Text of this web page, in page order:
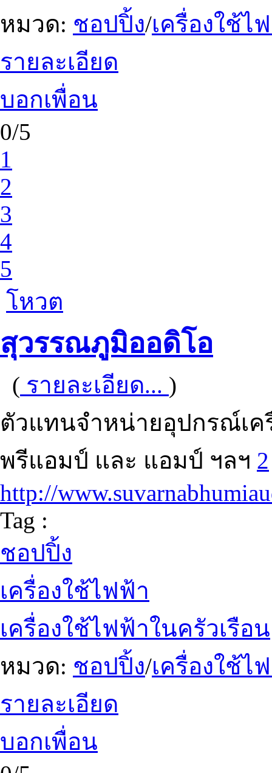
หมวด: ชอปปิ้ง/เครื่องใช้ไ
รายละเอียด
บอกเพื่อน
0/5
1
2
3
4
5
โหวต
สุวรรณภูมิออดิโอ
( รายละเอียด... )
ตัวแทนจำหน่ายอุปกรณ์เครื่
พรีแอมป์ และ แอมป์ ฯลฯ 2
http://
Tag :
ชอปปิ้ง
เครื่องใช้ไฟฟ้า
เครื่องใช้ไฟฟ้าในครัวเรือน
หมวด: ชอปปิ้ง/เครื่องใช้ไ
รายละเอียด
บอกเพื่อน